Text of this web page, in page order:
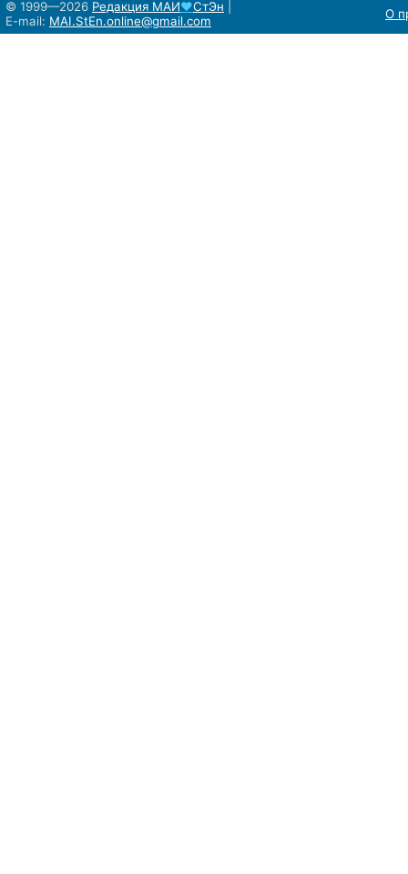
© 1999—2026 Редакция МАИ♥СтЭн
E-mail: MAI.StEn.online@gmail.com О